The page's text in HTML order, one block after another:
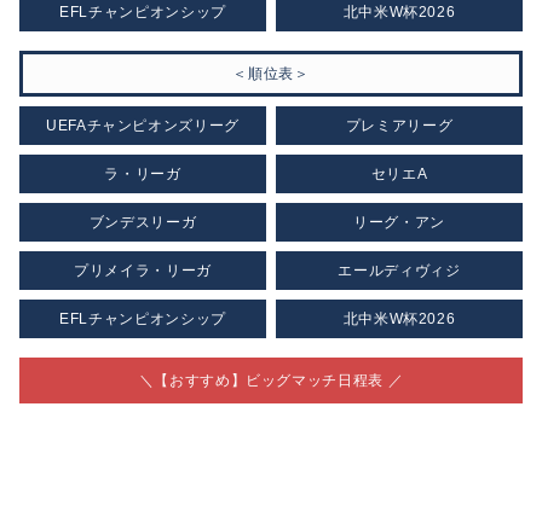
EFLチャンピオンシップ 北中米W杯2026
＜順位表＞
UEFAチャンピオンズリーグ プレミアリーグ
ラ・リーガ セリエA
ブンデスリーガ リーグ・アン
プリメイラ・リーガ エールディヴィジ
EFLチャンピオンシップ 北中米W杯2026
＼【おすすめ】ビッグマッチ日程表 ／